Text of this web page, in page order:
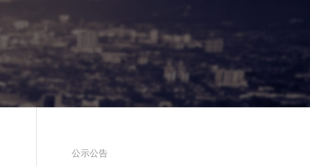
公示公告